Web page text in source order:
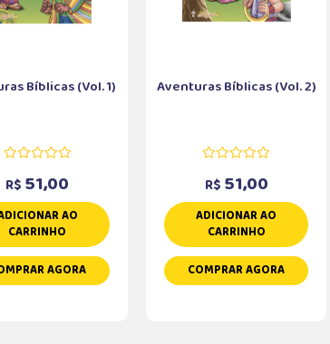
Bíblicas (Vol. 1)
R$ 51,00
AO
CARRINHO
AGORA
Aventuras Bíblicas (Vol. 2)
R$ 51,00
ADICIONAR AO
CARRINHO
COMPRAR AGORA